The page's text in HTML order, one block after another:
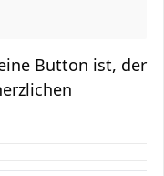
Button ist, der